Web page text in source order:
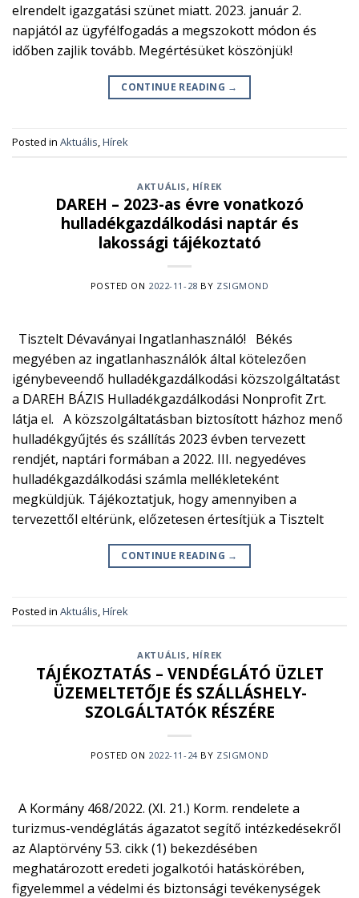
elrendelt igazgatási szünet miatt. 2023. január 2.
napjától az ügyfélfogadás a megszokott módon és
időben zajlik tovább. Megértésüket köszönjük!
CONTINUE READING →
Posted in Aktuális,Hírek
AKTUÁLIS, HÍREK
DAREH – 2023-as évre vonatkozó
hulladékgazdálkodási naptár és
lakossági tájékoztató
POSTED ON 2022-11-28 BY ZSIGMOND
Tisztelt Dévaványai Ingatlanhasználó! Békés
megyében az ingatlanhasználók által kötelezően
igénybeveendő hulladékgazdálkodási közszolgáltatást
a DAREH BÁZIS Hulladékgazdálkodási Nonprofit Zrt.
látja el. A közszolgáltatásban biztosított házhoz menő
hulladékgyűjtés és szállítás 2023 évben tervezett
rendjét, naptári formában a 2022. III. negyedéves
hulladékgazdálkodási számla mellékleteként
megküldjük. Tájékoztatjuk, hogy amennyiben a
tervezettől eltérünk, előzetesen értesítjük a Tisztelt
CONTINUE READING →
Posted in Aktuális Hírek
AKTUÁLIS, HÍREK
TÁJÉKOZTATÁS – VENDÉGLÁTÓ ÜZLET
ÜZEMELTETŐJE ÉS SZÁLLÁSHELY-
SZOLGÁLTATÓK RÉSZÉRE
POSTED ON 2022-11-24BY ZSIGMOND
A Kormány 468/2022. (XI. 21.) Korm. rendelete a
turizmus-vendéglátás ágazatot segítő intézkedésekről
az Alaptörvény 53. cikk (1) bekezdésében
meghatározott eredeti jogalkotói hatáskörében,
figyelemmel a védelmi és biztonsági tevékenységek